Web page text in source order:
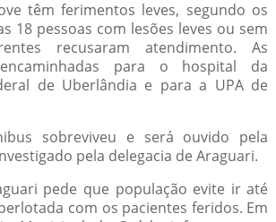
têm ferimentos leves, segundo os
18 pessoas com lesões leves ou sem
recusaram atendimento. As
para o hospital da
de Uberlândia e para a UPA de
sobreviveu e será ouvido pela
pela delegacia de Araguari.
pede que população evite ir até
com os pacientes feridos. Em